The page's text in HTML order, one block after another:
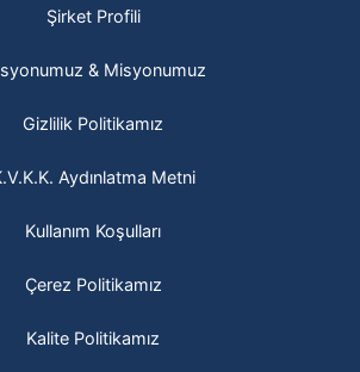
Şirket Profili
& Misyonumuz
Gizlilik Politikamız
Aydınlatma Metni
Kullanım Koşulları
Çerez Politikamız
Kalite Politikamız